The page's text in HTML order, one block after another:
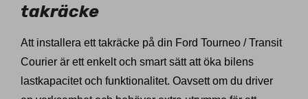
takräcke
Att installera ett takräcke på din Ford Tourneo / Transit
Courier är ett enkelt och smart sätt att öka bilens
lastkapacitet och funktionalitet. Oavsett om du driver